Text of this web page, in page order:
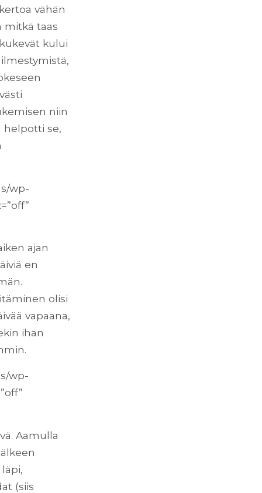
vähän
mitkä taas
kului
niin
helpotti se,
wp-
ajan
en
olisi
vapaana,
ihan
wp-
Aamulla
(siis